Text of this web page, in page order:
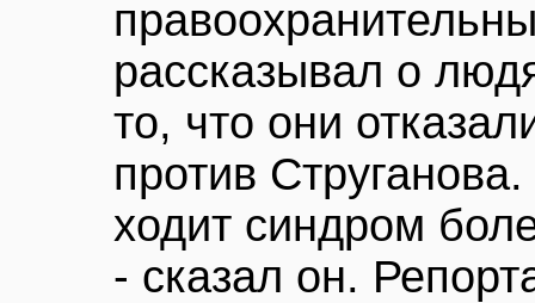
рассказывал о
то, что они
против
ходит синдром
- сказал он.